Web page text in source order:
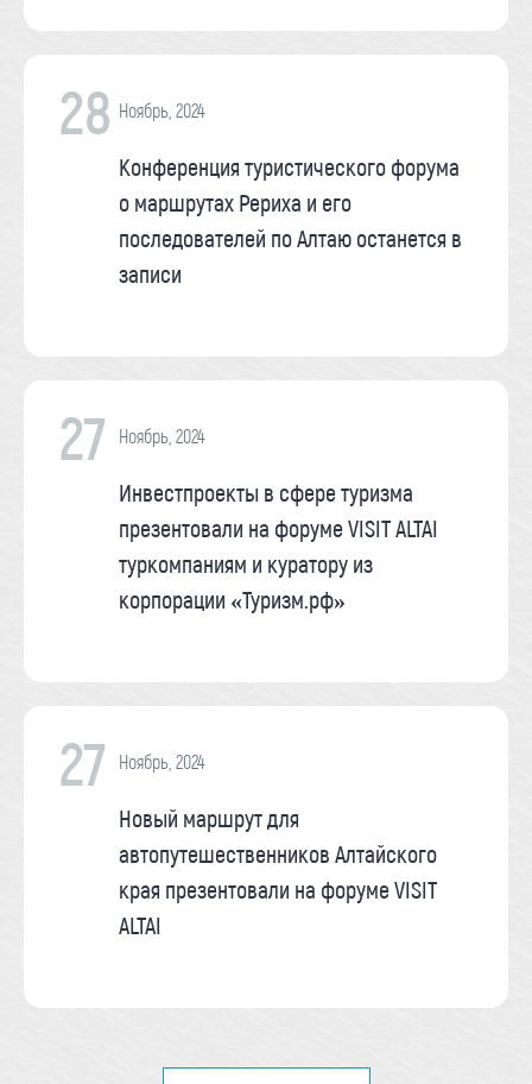
28 Ноябрь, 2024
Конференция туристического форума
о маршрутах Рериха и его
последователей по Алтаю останется в
записи
27 Ноябрь, 2024
Инвестпроекты в сфере туризма
презентовали на форуме VISIT ALTAI
туркомпаниям и куратору из
корпорации «Туризм.рф»
27 Ноябрь, 2024
Новый маршрут для
автопутешественников Алтайского
края презентовали на форуме VISIT
ALTAI